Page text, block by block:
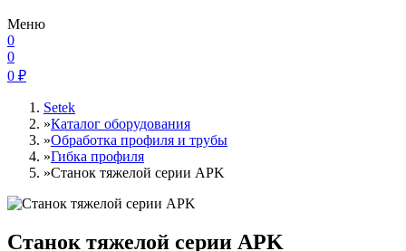
Меню
0
0
0 ₽
Setek
»Каталог оборудования
»Обработка профиля и трубы
»Гибка профиля
»Станок тяжелой серии APK
Станок тяжелой серии APK